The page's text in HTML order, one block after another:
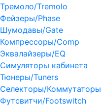
Тремоло/Tremolo
Фейзеры/Phase
Шумодавы/Gate
Компрессоры/Comp
Эквалайзеры/EQ
Симуляторы кабинета
Тюнеры/Tuners
Селекторы/Коммутаторы
Футсвитчи/Footswitch